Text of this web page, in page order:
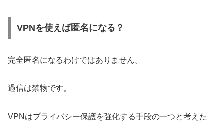
VPNを使えば匿名になる？
完全匿名になるわけではありません。
過信は禁物です。
VPNはプライバシー保護を強化する手段の一つと考えた